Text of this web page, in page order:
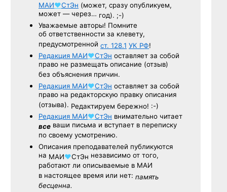
МАИ♥СтЭн (может, сразу опубликуем,
может — через… год). ;-)
Уважаемые авторы! Помните
об ответственности за клевету,
предусмотренной ст. 128.1 УК РФ!
Редакция МАИ♥СтЭн оставляет за собой
право не размещать описание (отзыв)
без объяснения причин.
Редакция МАИ♥СтЭн оставляет за собой
право на редакторскую правку описания
(отзыва). Редактируем бережно! :-)
Редакция МАИ♥СтЭн внимательно читает
все ваши письма и вступает в переписку
по своему усмотрению.
Описания преподавателей публикуются
на МАИ♥СтЭн независимо от того,
работают ли описываемые в МАИ
в настоящее время или нет: память
бесценна.